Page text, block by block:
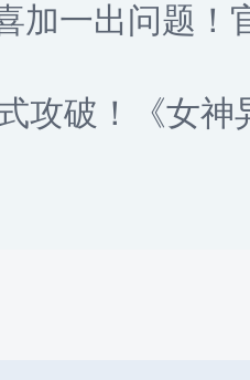
加一出问题！
攻破！《女神